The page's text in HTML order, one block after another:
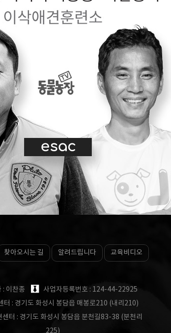
찾아오시는 길 알려드립니다 교육비디오
: 이찬종
사업자등록번호 : 124-44-22925
터 : 경기도 화성시 봉담읍 매봉로210 (내리210)
센터 : 경기도 화성시 봉담읍 분천길83-38 (분천리
225)